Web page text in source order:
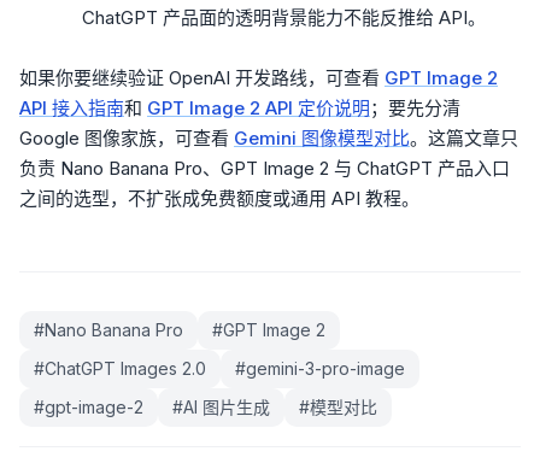
ChatGPT 产品面的透明背景能力不能反推给 API。
如果你要继续验证 OpenAI 开发路线，可查看 GPT Image 2
API 接入指南和 GPT Image 2 API 定价说明；要先分清
Google 图像家族，可查看 Gemini 图像模型对比。这篇文章只
负责 Nano Banana Pro、GPT Image 2 与 ChatGPT 产品入口
之间的选型，不扩张成免费额度或通用 API 教程。
#Nano Banana Pro #GPT Image 2
#ChatGPT Images 2.0 #gemini-3-pro-image
#gpt-image-2 #AI 图片生成 #模型对比